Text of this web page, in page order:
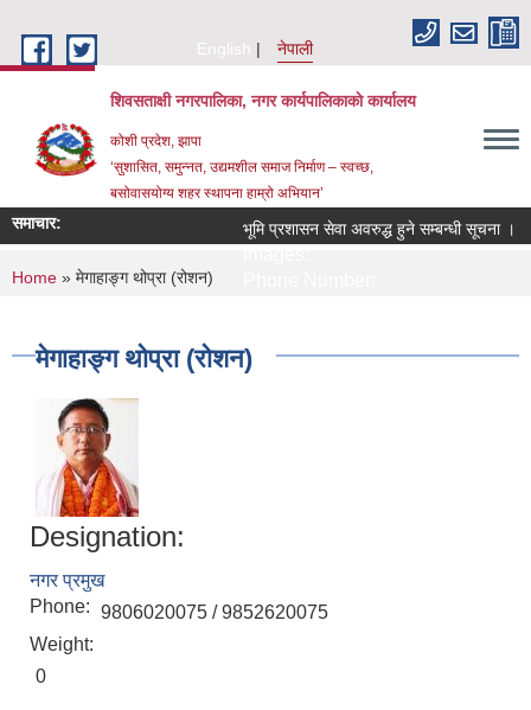
English
नेपाली
शिवसताक्षी नगरपालिका, नगर कार्यपालिकाकाे कार्यालय
कोशी प्रदेश, झापा
‘सुशासित, समुन्‍नत, उद्यमशील समाज निर्माण – स्वच्छ,
बसोवासयोग्य शहर स्थापना हाम्रो अभियान’
समाचार: भूमि प्रशासन सेवा अवरुद्ध हुने सम्बन्धी सूचना ।
You are here
Home » मेगाहाङ्ग थोप्रा (रोशन)
मेगाहाङ्ग थोप्रा (रोशन)
Designation:
नगर प्रमुख
Phone: 9806020075 / 9852620075
Weight:
0